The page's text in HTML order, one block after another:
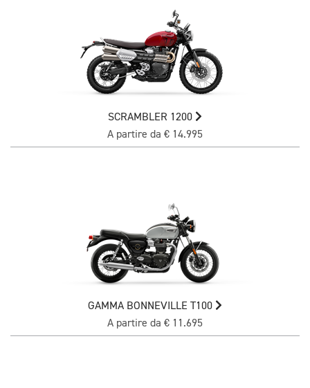
SCRAMBLER 1200
A partire da € 14.995
GAMMA BONNEVILLE T100
A partire da € 11.695